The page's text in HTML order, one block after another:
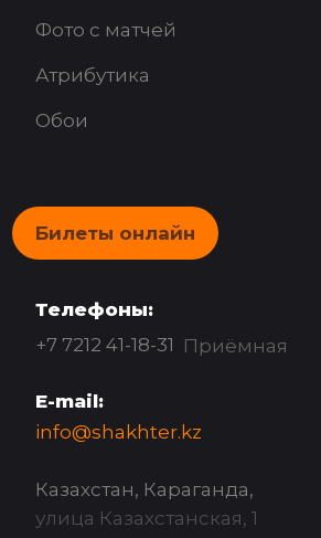
Фото с матчей
Атрибутика
Обои
Билеты онлайн
Телефоны:
+7 7212 41-18-31 Приёмная
E-mail:
info@shakhter.kz
Казахстан, Караганда,
улица Казахстанская, 1